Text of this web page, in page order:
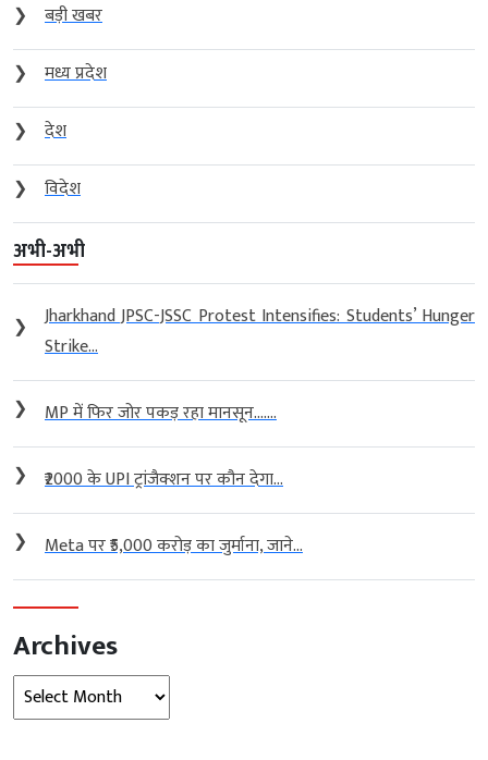
❯
बड़ी खबर
❯
मध्य प्रदेश
❯
देश
❯
विदेश
अभी-अभी
❯
Jharkhand JPSC-JSSC Protest Intensifies: Students’ Hunger
Strike...
❯ MP में फिर जोर पकड़ रहा मानसून…....
❯ ₹2000 के UPI ट्रांजैक्शन पर कौन देगा...
❯ Meta पर ₹5,000 करोड़ का जुर्माना, जाने...
Archives
Archives